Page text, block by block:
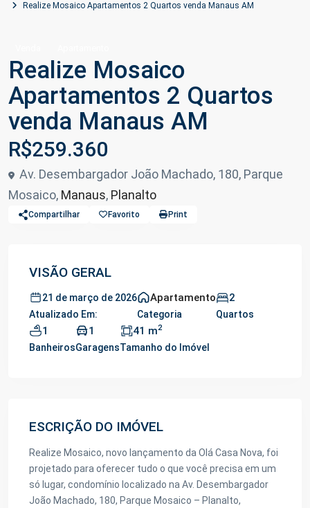
Realize Mosaico Apartamentos 2 Quartos venda Manaus AM
Realize Mosaico
Apartamentos 2 Quartos
venda Manaus AM
R$259.360
Av. Desembargador João Machado, 180, Parque
Mosaico, Manaus, Planalto
Compartilhar Favorito Print
VISÃO GERAL
21 de março de 2026
Atualizado Em:
Apartamento
Categoria
2
Quartos
1
Banheiros
1
Garagens
41 m2
Tamanho do Imóvel
ESCRIÇÃO DO IMÓVEL
Realize Mosaico, novo lançamento da Olá Casa Nova, foi
projetado para oferecer tudo o que você precisa em um
só lugar, condomínio localizado na Av. Desembargador
João Machado, 180, Parque Mosaico – Planalto,